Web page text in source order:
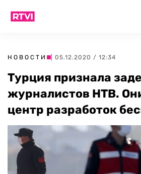
НОВОСТИ | 05.12.2020 / 12:34
Турция признала
журналистов НТВ.
центр разработок